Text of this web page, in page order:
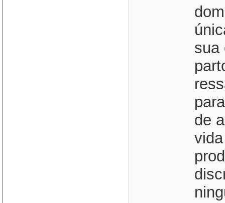
sua
de